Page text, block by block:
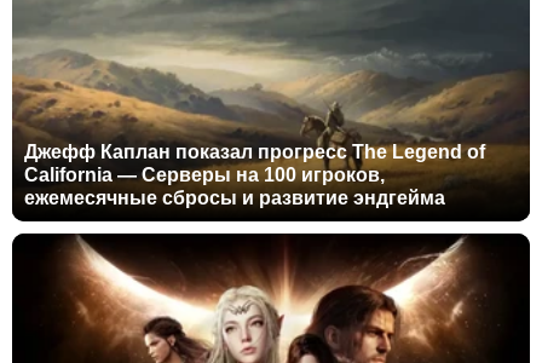
Джефф Каплан показал прогресс The Legend of
California — Серверы на 100 игроков,
ежемесячные сбросы и развитие эндгейма